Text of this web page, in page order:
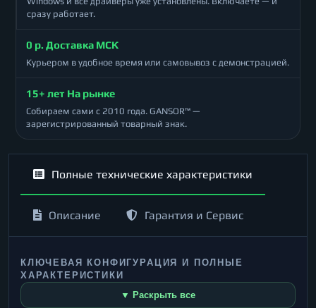
сразу работает.
0 р. Доставка МСК
Курьером в удобное время или самовывоз с демонстрацией.
15+ лет На рынке
Собираем сами с 2010 года. GANSOR™ —
зарегистрированный товарный знак.
Полные технические характеристики
Описание Гарантия и Сервис
КЛЮЧЕВАЯ КОНФИГУРАЦИЯ И ПОЛНЫЕ
ХАРАКТЕРИСТИКИ
▼ Раскрыть все